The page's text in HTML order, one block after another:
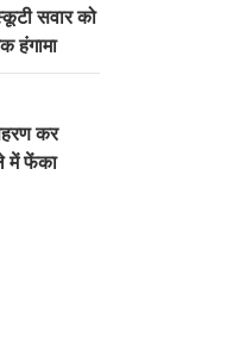
सवार को
हंगामा
कर
में फेंका